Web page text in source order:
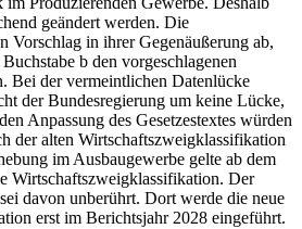
geändert werden. Die
Vorschlag in ihrer Gegenäußerung ab,
b den vorgeschlagenen
Bei der vermeintlichen Datenlücke
der Bundesregierung um keine Lücke,
Anpassung des Gesetzestextes würden
der alten Wirtschaftszweigklassifikation
im Ausbaugewerbe gelte ab dem
Wirtschaftszweigklassifikation. Der
davon unberührt. Dort werde die neue
erst im Berichtsjahr 2028 eingeführt.